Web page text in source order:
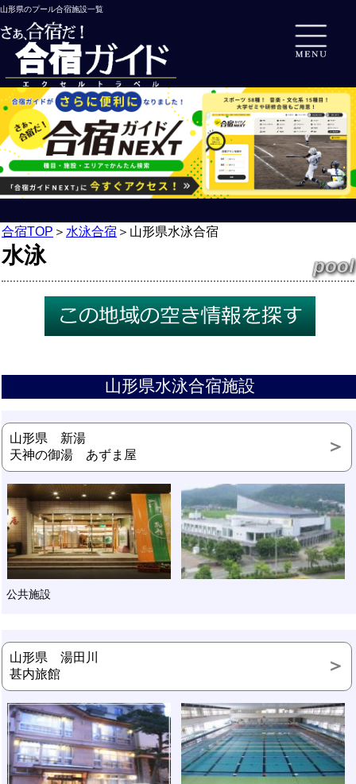
山形県のプール合宿施設一覧
合宿TOP ＞ 水泳合宿 ＞ 山形県水泳合宿
水泳 pool
山形県水泳合宿施設
山形県 新湯
天神の御湯 あずま屋
公共施設
山形県 湯田川
甚内旅館